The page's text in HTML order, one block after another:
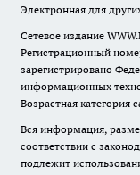
Электронная для
Сетевое издание
Регистрационный
зарегистрировано
информационных
Возрастная категория
Вся информация,
соответствии с
подлежит